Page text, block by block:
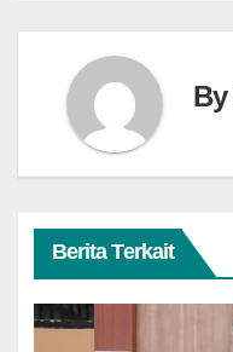
By
Berita Terkait